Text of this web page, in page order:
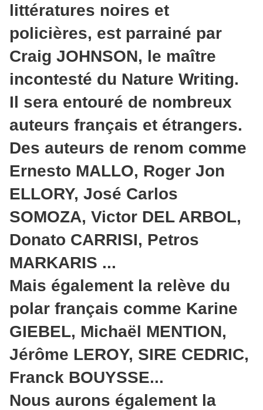
littératures noires et
policières, est parrainé par
Craig JOHNSON, le maître
incontesté du Nature Writing.
Il sera entouré de nombreux
auteurs français et étrangers.
Des auteurs de renom comme
Ernesto MALLO, Roger Jon
ELLORY, José Carlos
SOMOZA, Victor DEL ARBOL,
Donato CARRISI, Petros
MARKARIS ...
Mais également la relève du
polar français comme Karine
GIEBEL, Michaël MENTION,
Jérôme LEROY, SIRE CEDRIC,
Franck BOUYSSE...
Nous aurons également la